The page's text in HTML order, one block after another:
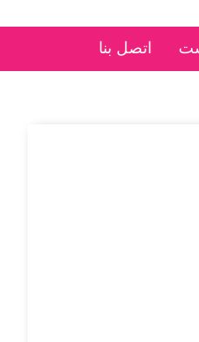
اتصل بنا